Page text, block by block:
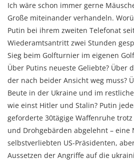
Ich wäre schon immer gerne
Große miteinander verhandeln.
Putin bei ihrem zweiten Telefonat
Wiederamtsantritt zwei Stunden
Sieg beim Golfturnier im eigenen
Über Putins neueste Geliebte? Über
der nach beider Ansicht weg muss?
Beute in der Ukraine und im
wie einst Hitler und Stalin? Putin
geforderte 30tägige Waffenruhe
und Drohgebärden abgelehnt – eine
selbstverliebten US-Präsidenten,
Aussetzen der Angriffe auf die